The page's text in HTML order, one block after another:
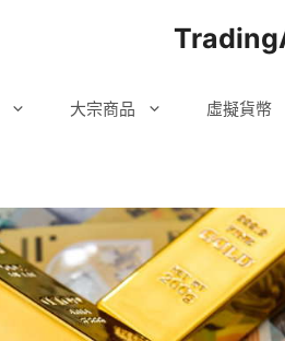
大宗商品 虛擬貨幣